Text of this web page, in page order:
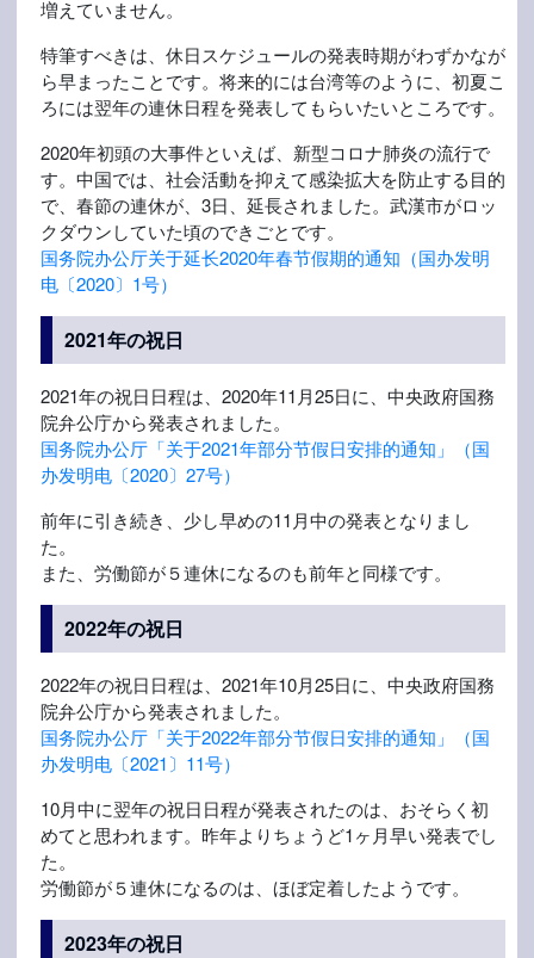
増えていません。
特筆すべきは、休日スケジュールの発表時期がわずかなが
ら早まったことです。将来的には台湾等のように、初夏こ
ろには翌年の連休日程を発表してもらいたいところです。
2020年初頭の大事件といえば、新型コロナ肺炎の流行で
す。中国では、社会活動を抑えて感染拡大を防止する目的
で、春節の連休が、3日、延長されました。武漢市がロッ
クダウンしていた頃のできごとです。
国务院办公厅关于延长2020年春节假期的通知（国办发明
电〔2020〕1号）
2021年の祝日
2021年の祝日日程は、2020年11月25日に、中央政府国務
院弁公庁から発表されました。
国务院办公厅「关于2021年部分节假日安排的通知」（国
办发明电〔2020〕27号）
前年に引き続き、少し早めの11月中の発表となりまし
た。
また、労働節が５連休になるのも前年と同様です。
2022年の祝日
2022年の祝日日程は、2021年10月25日に、中央政府国務
院弁公庁から発表されました。
国务院办公厅「关于2022年部分节假日安排的通知」（国
办发明电〔2021〕11号）
10月中に翌年の祝日日程が発表されたのは、おそらく初
めてと思われます。昨年よりちょうど1ヶ月早い発表でし
た。
労働節が５連休になるのは、ほぼ定着したようです。
2023年の祝日